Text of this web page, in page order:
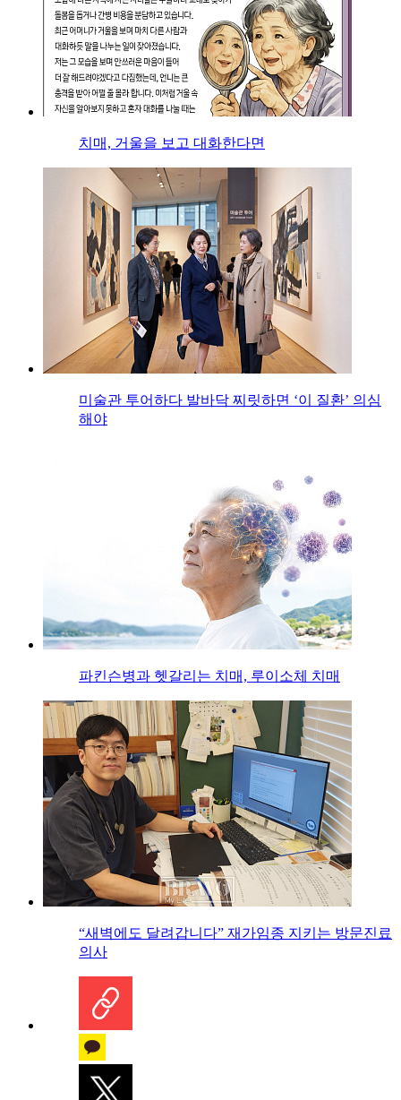
치매, 거울을 보고 대화한다면
미술관 투어하다 발바닥 찌릿하면 ‘이 질환’ 의심
해야
파킨슨병과 헷갈리는 치매, 루이소체 치매
“새벽에도 달려갑니다” 재가임종 지키는 방문진료
의사